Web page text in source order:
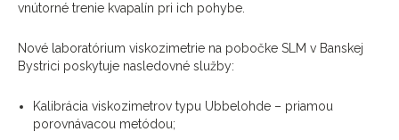
vnútorné trenie kvapalín pri ich pohybe.
Nové laboratórium viskozimetrie na pobočke SLM v Banskej
Bystrici poskytuje nasledovné služby:
Kalibrácia viskozimetrov typu Ubbelohde – priamou
porovnávacou metódou;